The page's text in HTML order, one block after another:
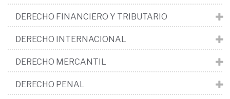
DERECHO FINANCIERO Y TRIBUTARIO
DERECHO INTERNACIONAL
DERECHO MERCANTIL
DERECHO PENAL